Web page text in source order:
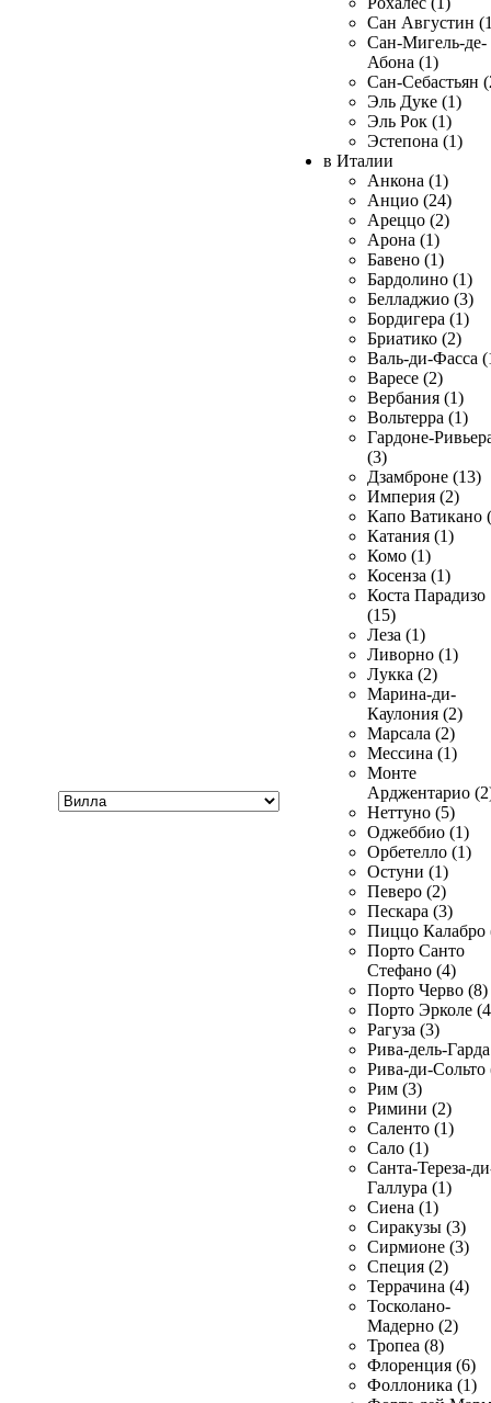
Сан Августин
Сан-Мигель-де-
Абона (1)
Сан-Себастьян
Эль Дуке (1)
Эль Рок (1)
Эстепона (1)
в Италии
Анкона (1)
Анцио (24)
Ареццо (2)
Арона (1)
Бавено (1)
Бардолино (1)
Белладжио (3)
Бордигера (1)
Бриатико (2)
Валь-ди-Фасса
Варесе (2)
Вербания (1)
Вольтерра (1)
Гардоне-
(3)
Дзамброне (13)
Империя (2)
Капо Ватикано
Катания (1)
Комо (1)
Косенза (1)
Коста Парадизо
(15)
Леза (1)
Ливорно (1)
Лукка (2)
Марина-ди-
Каулония (2)
Марсала (2)
Мессина (1)
Монте
Арджентарио
Неттуно (5)
Оджеббио (1)
Орбетелло (1)
Остуни (1)
Певеро (2)
Пескара (3)
Пиццо Калабро
Порто Санто
Стефано (4)
Порто Черво (8)
Порто Эрколе
Рагуза (3)
Рива-дель-
Рива-ди-Сольто
Рим (3)
Римини (2)
Саленто (1)
Сало (1)
Санта-Тереза-
Галлура (1)
Сиена (1)
Сиракузы (3)
Сирмионе (3)
Специя (2)
Террачина (4)
Тосколано-
Мадерно (2)
Тропеа (8)
Флоренция (6)
Фоллоника (1)